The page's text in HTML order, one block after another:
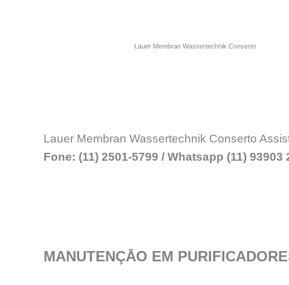
Lauer Membran Wassertechnik Conserto
Lauer Membran Wassertechnik Conserto
Fone: (11) 2501-5799 / Whatsapp (11) 93903
MANUTENÇĀO EM